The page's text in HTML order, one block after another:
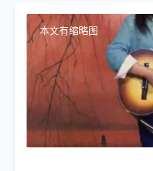
本文有缩略图